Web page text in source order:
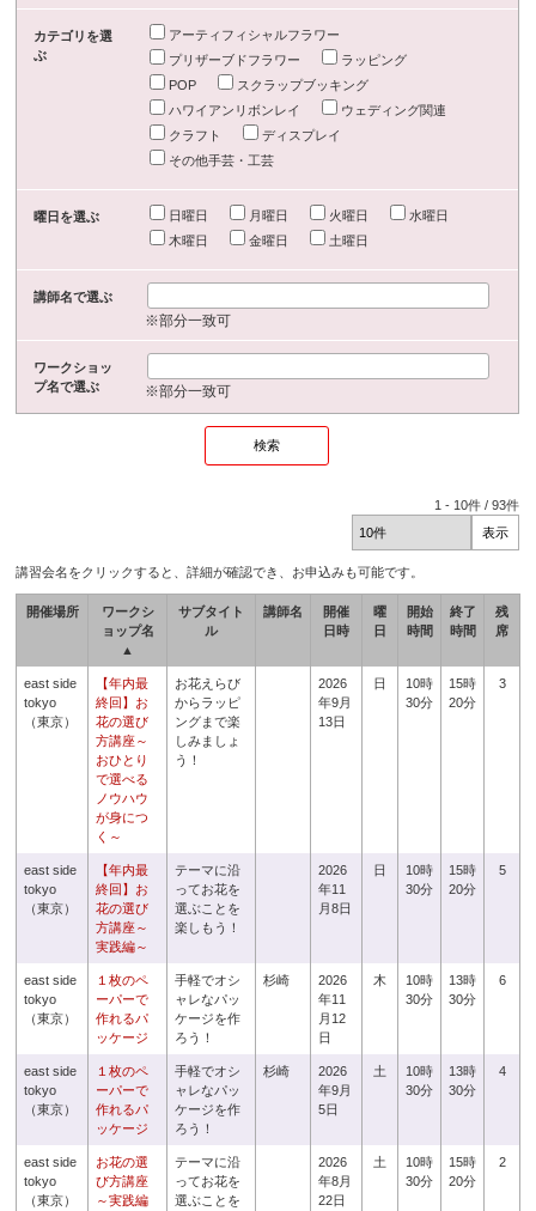
カテゴリを選
ぶ
アーティフィシャルフラワー
プリザーブドフラワー
ラッピング
POP
スクラップブッキング
ハワイアンリボンレイ
ウェディング関連
クラフト
ディスプレイ
その他手芸・工芸
曜日を選ぶ 日曜日 月曜日 火曜日
水曜日
木曜日
金曜日 土曜日
講師名で選ぶ
※部分一致可
ワークショッ
プ名で選ぶ
※部分一致可
1 - 10件 /93件
講習会名をクリックすると、詳細が確認でき、お申込みも可能です。
開催場所
ワークシ
ョップ名
▲
サブタイト
ル
講師名
開催
日時
曜
日
開始
時間
終了
時間
残
席
east side
tokyo
（東京）
【年内最
終回】お
花の選び
方講座～
おひとり
で選べる
ノウハウ
が身につ
く～
お花えらび
からラッピ
ングまで楽
しみましょ
う！
2026
年9月
13日
日
10時
30分
15時
20分
3
east side
tokyo
（東京）
【年内最
終回】お
花の選び
方講座～
実践編～
テーマに沿
ってお花を
選ぶことを
楽しもう！
2026
年11
月8日
日
10時
30分
15時
20分
5
east side
tokyo
（東京）
１枚のペ
ーパーで
作れるパ
ッケージ
手軽でオシ
ャレなパッ
ケージを作
ろう！
杉崎
2026
年11
月12
日
木
10時
30分
13時
30分
6
east side
tokyo
（東京）
１枚のペ
ーパーで
作れるパ
ッケージ
手軽でオシ
ャレなパッ
ケージを作
ろう！
杉崎
2026
年9月
5日
土
10時
30分
13時
30分
4
east side
tokyo
（東京）
お花の選
び方講座
～実践編
テーマに沿
ってお花を
選ぶことを
2026
年8月
22日
土
10時
30分
15時
20分
2